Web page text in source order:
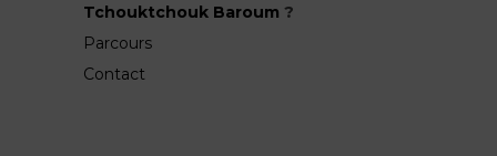
Tchouktchouk Baroum ?
Parcours
Contact